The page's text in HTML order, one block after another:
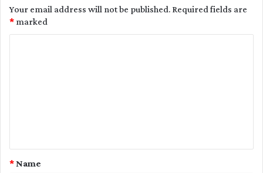
Your email address will not be published.Required fields are
marked
*
t
Name
*